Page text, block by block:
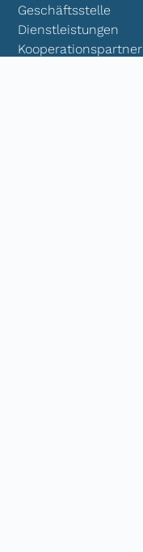
Geschäftsstelle
Dienstleistungen
Kooperationspartner